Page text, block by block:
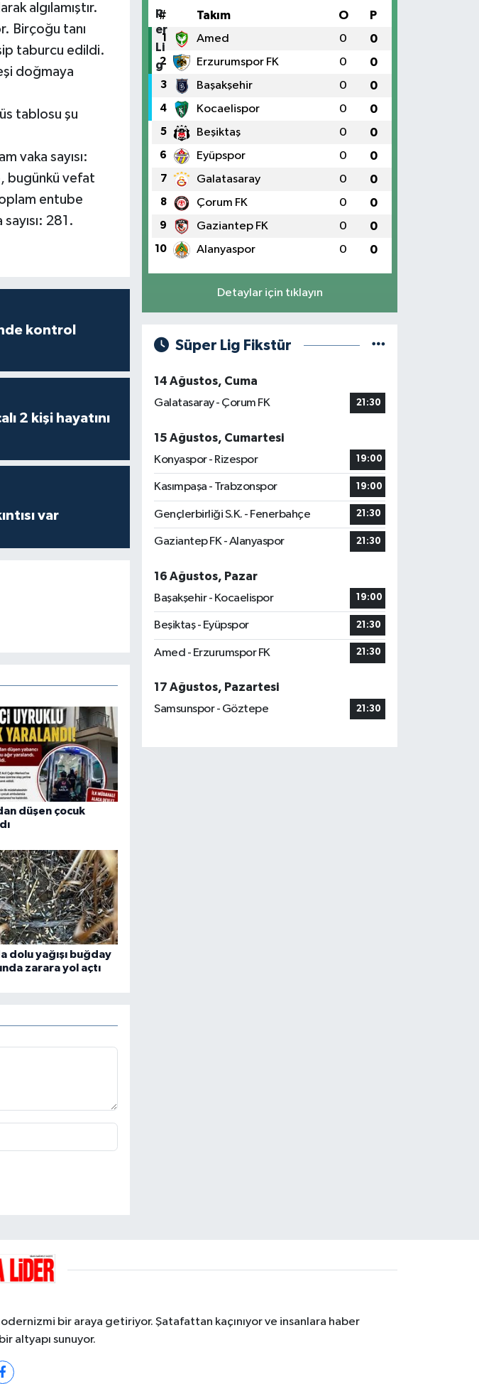
algılamıştır.
Birçoğu tanı
taburcu edildi.
doğmaya
tablosu şu
vaka sayısı:
bugünkü vefat
entube
281.
kontrol
var
düşen çocuk
dolu yağışı buğday
zarara yol açtı
# Takım O P
1 Amed 0 0
2 Erzurumspor FK 0 0
3 Başakşehir 0 0
4 Kocaelispor 0 0
5 Beşiktaş 0 0
6 Eyüpspor 0 0
7 Galatasaray 0 0
8 Çorum FK 0 0
9 Gaziantep FK 0 0
10 Alanyaspor 0 0
Detaylar için tıklayın
Süper Lig Fikstür
14 Ağustos, Cuma
Galatasaray - Çorum FK
21:30
15 Ağustos, Cumartesi
Konyaspor - Rizespor
19:00
Kasımpaşa - Trabzonspor 19:00
Gençlerbirliği S.K. - Fenerbahçe 21:30
Gaziantep FK - Alanyaspor 21:30
16 Ağustos, Pazar
Başakşehir - Kocaelispor
19:00
Beşiktaş - Eyüpspor 21:30
Amed - Erzurumspor FK 21:30
17 Ağustos, Pazartesi
Samsunspor - Göztepe
21:30
bir araya getiriyor. Şatafattan kaçınıyor ve insanlara haber
altyapı sunuyor.